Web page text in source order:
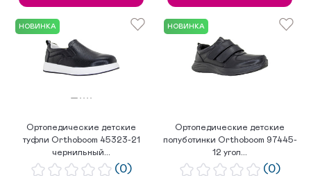
НОВИНКА
Ортопедические детские
туфли Orthoboom 45323-21
чернильный...
(0)
НОВИНКА
Ортопедические детские
полуботинки Orthoboom 97445-
12 угол...
(0)